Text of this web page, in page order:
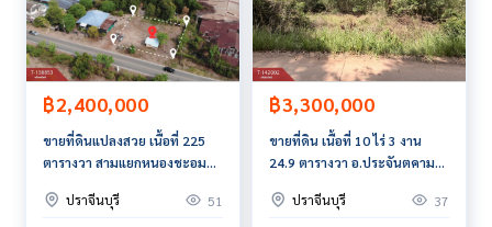
สนใจสอบถามข้อมูลเพิ่มเติม หรือ นัดชมบ้านได้ที่
Tel :0819044494ตุ๋ย (รหัสตัวแทน 6032)
Line ID : su3611
Tel : 0898125862
สุ (รหัสตัวแทน 6032-1)
Callcenter :02-047-4282
สนใจดูทรัพย์อื่นๆ เพิ่มเติม มากกว่า 3,000 รายการ
฿2,400,000
ขายที่ดินแปลงสวย เนื้อที่ 225
ตารางวา สามแยกหนองชะอม
ปราจีนบุรี
51
฿3,300,000
ขายที่ดิน เนื้อที่ 10 ไร่ 3 งาน
24.9 ตารางวา อ.ประจันตคาม
ปราจีนบุรี
37